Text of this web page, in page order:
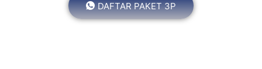
DAFTAR PAKET 3P